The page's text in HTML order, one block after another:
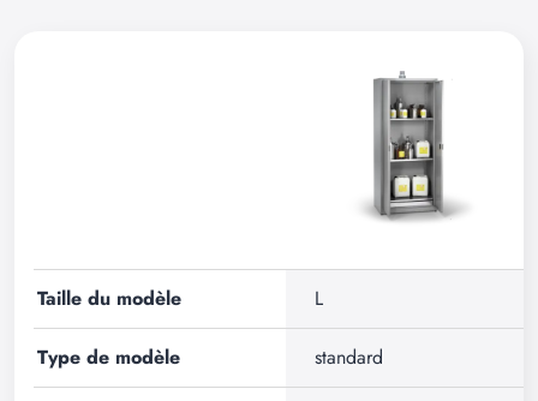
Taille du modèle L
Type de modèle standard